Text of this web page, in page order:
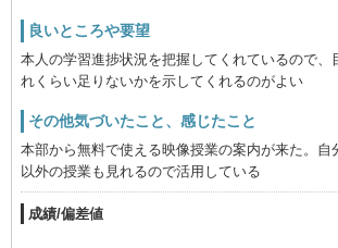
良いところや要望
本人の学習進捗状況を把握してくれているので、
れくらい足りないかを示してくれるのがよい
その他気づいたこと、感じたこと
本部から無料で使える映像授業の案内が来た。自
以外の授業も見れるので活用している
成績/偏差値